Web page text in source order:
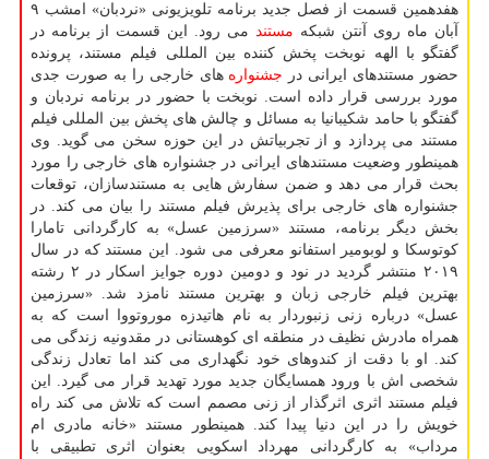
هفدهمین قسمت از فصل جدید برنامه تلویزیونی «نردبان» امشب ۹
آبان ماه روی آنتن شبکه مستند می رود. این قسمت از برنامه در
گفتگو با الهه نوبخت پخش کننده بین المللی فیلم مستند، پرونده
حضور مستندهای ایرانی در جشنواره های خارجی را به صورت جدی
مورد بررسی قرار داده است. نوبخت با حضور در برنامه نردبان و
گفتگو با حامد شکیبانیا به مسائل و چالش های پخش بین المللی فیلم
مستند می پردازد و از تجربیاتش در این حوزه سخن می گوید. وی
همینطور وضعیت مستندهای ایرانی در جشنواره های خارجی را مورد
بحث قرار می دهد و ضمن سفارش هایی به مستندسازان، توقعات
جشنواره های خارجی برای پذیرش فیلم مستند را بیان می کند. در
بخش دیگر برنامه، مستند «سرزمین عسل» به کارگردانی تامارا
کوتوسکا و لوبومیر استفانو معرفی می شود. این مستند که در سال
۲۰۱۹ منتشر گردید در نود و دومین دوره جوایز اسکار در ۲ رشته
بهترین فیلم خارجی زبان و بهترین مستند نامزد شد. «سرزمین
عسل» درباره زنی زنبوردار به نام هاتیدزه موروتووا است که به
همراه مادرش نظیف در منطقه ای کوهستانی در مقدونیه زندگی می
کند. او با دقت از کندوهای خود نگهداری می کند اما تعادل زندگی
شخصی اش با ورود همسایگان جدید مورد تهدید قرار می گیرد. این
فیلم مستند اثری اثرگذار از زنی مصمم است که تلاش می کند راه
خویش را در این دنیا پیدا کند. همینطور مستند «خانه مادری ام
مرداب» به کارگردانی مهرداد اسکویی بعنوان اثری تطبیقی با